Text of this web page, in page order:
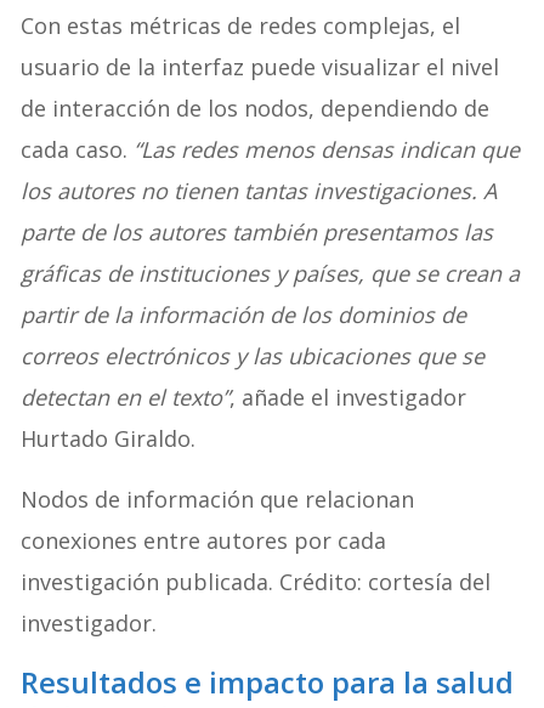
Con estas métricas de redes complejas, el
usuario de la interfaz puede visualizar el nivel
de interacción de los nodos, dependiendo de
cada caso. “Las redes menos densas indican que
los autores no tienen tantas investigaciones. A
parte de los autores también presentamos las
gráficas de instituciones y países, que se crean a
partir de la información de los dominios de
correos electrónicos y las ubicaciones que se
detectan en el texto”, añade el investigador
Hurtado Giraldo.
Nodos de información que relacionan
conexiones entre autores por cada
investigación publicada. Crédito: cortesía del
investigador.
Resultados e impacto para la salud